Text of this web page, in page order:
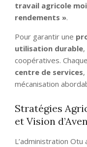
travail agricole
rendements ».
Pour garantir une
utilisation durable
coopératives.
centre de services
mécanisation
Stratégies
et Vision
L’administration